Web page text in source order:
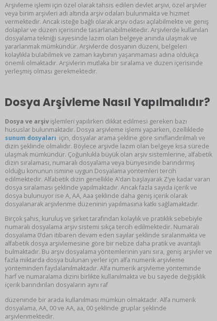
Arşivleme işlemi için özel olarak tahsis edilen devlet arşivi, özel arşivler
veya birim arşivleri adı altında arşiv odaları bulunmakta ve hizmet
vermektedir. Ancak isteğe bağlı olarak arşiv odası açılabilmekte ve geniş
dolaplar ve düzen içerisinde tasarlanabilmektedir. Arşivlerde kullanılan
dosyalama tekniği sayesinde lazım olan belgeye anında ulaşmak ve
yararlanmak mümkündür. Arşivlerde dosyanın düzeni, belgeleri
kolaylıkla bulabilmek ve zaman kaybının yaşanmaması adına oldukça
önemli olmaktadır. Arşivlerin mutlaka bir sıralama ve düzen içerisinde
yerleşmiş olması gerekmektedir.
Dosya Arşivleme Nasıl Yapılmalıdır?
Dosya ve arşiv işlemleri yapılırken dikkat edilmesi gereken bazı
hususlar bulunmaktadır. Dosya arşivleme işlemi yaparken, özelliklede
sunum dosyaları için, dosyalar arama şekline göre sınıflandırılmalı ve
dizin şeklinde olmalıdır. Böylece arşivde lazım olan belgeye kısa sürede
ulaşmak mümkündür. Çoğunlukla büyük olan arşiv sistemlerine, alfabetik
dizin sıralaması, numaralı dosyalama veya bünyesinde barındırmış
olduğu konunun ismine uygun Dosyalama yöntemleri tercih
edilmektedir. Alfabetik dizin genellikle A’dan başlayarak Z’ye kadar varan
dosya sıralaması şeklinde yapılmaktadır. Ancak fazla sayıda içerik ve
dosya bulunuyor ise A, AA, Aaa şeklinde daha geniş içerik olarak
dosyalanarak arşivlenme düzeninin yapılmasına katkı sağlamaktadır.
Birçok şahıs, kuruluş ve şirket tarafından kolaylık ve pratiklik sebebiyle
numaralı dosyalama arşiv sistemi sıkça tercih edilmektedir. Numaralı
dosyalama 0’dan itibaren devam eden sayılar şeklinde sıralanmakta ve
alfabetik dosya arşivlemesine göre bir nebze daha pratik ve avantajlı
bulmaktadır. Bu arşiv dosyalama yöntemlerinin yanı sıra, geniş arşivler ve
fazla miktarda dosya bulunan yerler için alfa numerik arşivleme
yönteminden faydalanılmaktadır. Alfa numerik arşivleme yönteminde
harf ve numaralama dizini birlikte kullanılmakta ve bu sayede değişiklik
içerik barındırılan dosyaların aynı raf
düzeninde bir arada kullanılması mümkün olmaktadır. Alfa numerik
dosyalama, AA, 00 ve AA, aa, 00 şeklinde gruplar şeklinde
arşivlenmektedir.